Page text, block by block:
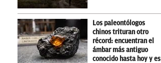
Los paleontólogos
chinos trituran otro
récord: encuentran el
ámbar más antiguo
conocido hasta hoy y es